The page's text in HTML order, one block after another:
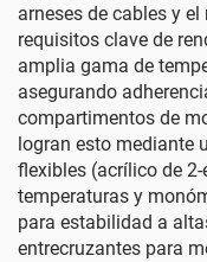
arneses de cables y
requisitos clave de
amplia gama de
asegurando
compartimentos de
logran esto mediante
flexibles (acrílico de
temperaturas y
para estabilidad a
entrecruzantes para